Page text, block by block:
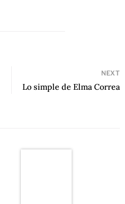
NEXT
Lo simple de Elma Correa